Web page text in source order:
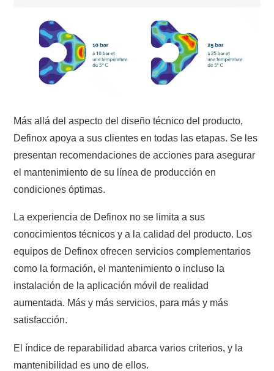
Más allá del aspecto del diseño técnico del producto,
Definox apoya a sus clientes en todas las etapas. Se les
presentan recomendaciones de acciones para asegurar
el mantenimiento de su línea de producción en
condiciones óptimas.
La experiencia de Definox no se limita a sus
conocimientos técnicos y a la calidad del producto. Los
equipos de Definox ofrecen servicios complementarios
como la formación, el mantenimiento o incluso la
instalación de la aplicación móvil de realidad
aumentada. Más y más servicios, para más y más
satisfacción.
El índice de reparabilidad abarca varios criterios, y la
mantenibilidad es uno de ellos.